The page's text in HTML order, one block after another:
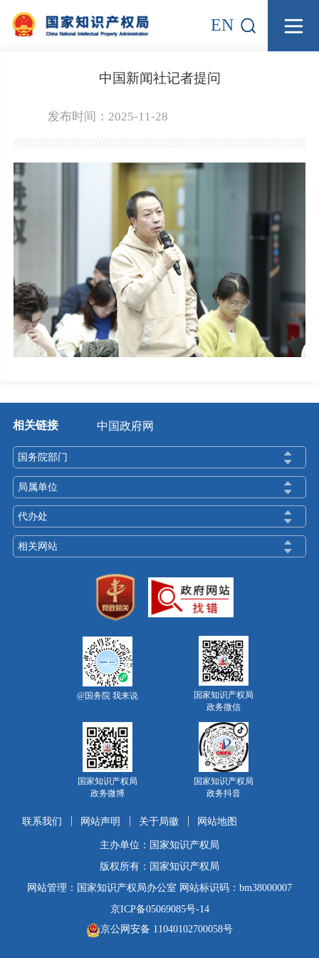
EN
中国新闻社记者提问
发布时间：2025-11-28
相关链接 中国政府网
国务院部门
局属单位
代办处
相关网站
@国务院 我来说
国家知识产权局
政务微信
国家知识产权局
政务微博
国家知识产权局
政务抖音
联系我们 网站声明 关于局徽 网站地图
主办单位：国家知识产权局
版权所有：国家知识产权局
网站管理：国家知识产权局办公室 网站标识码：bm38000007
京ICP备05069085号-14
京公网安备 11040102700058号